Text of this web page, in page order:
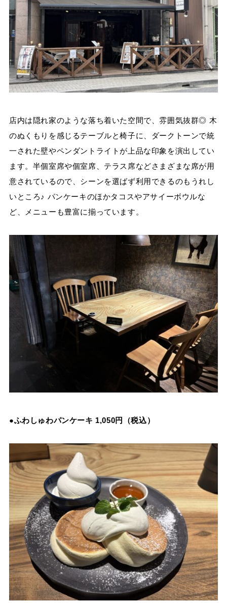
店内は隠れ家のような落ち着いた空間で、雰囲気抜群◎ 木
のぬくもりを感じるテーブルと椅子に、ダークトーンで統
一された壁やペンダントライトが上品な印象を演出してい
ます。半個室席や個室席、テラス席などさまざまな席が用
意されているので、シーンを選ばず利用できるのもうれし
いところ♪ パンケーキのほかタコスやアサイーボウルな
ど、メニューも豊富に揃っています。
●ふわしゅわパンケーキ 1,050円（税込）